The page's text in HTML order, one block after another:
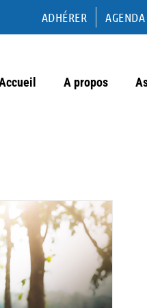
ADHÉRER AGENDA
A propos
Pontoise